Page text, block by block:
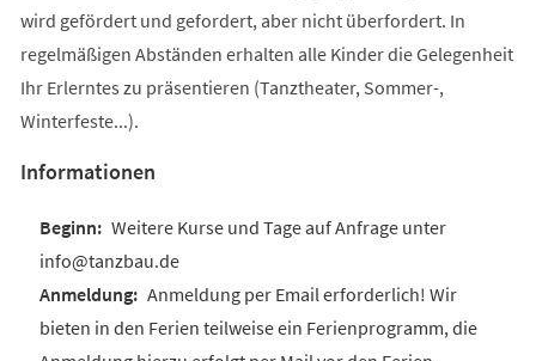
wird gefördert und gefordert, aber nicht überfordert. In
regelmäßigen Abständen erhalten alle Kinder die Gelegenheit
Ihr Erlerntes zu präsentieren (Tanztheater, Sommer-,
Winterfeste...).
Informationen
Weitere Kurse und Tage auf Anfrage unter
info@tanzbau.de
Anmeldung per Email erforderlich! Wir
bieten in den Ferien teilweise ein Ferienprogramm, die